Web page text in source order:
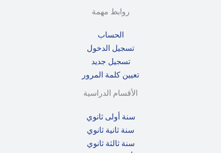
روابط مهمة
الحساب
تسجيل الدخول
تسجيل جديد
تعيين كلمة المرور
الأقسام الدراسية
سنة أولى ثانوي
سنة ثانية ثانوي
سنة ثالثة ثانوي